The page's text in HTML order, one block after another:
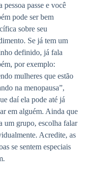
pessoa passe e você
pode ser bem
sobre seu
Se já tem um
definido, já fala
por exemplo:
mulheres que estão
na menopausa”,
daí ela pode até já
em alguém. Ainda que
um grupo, escolha falar
Acredite, as
se sentem especiais